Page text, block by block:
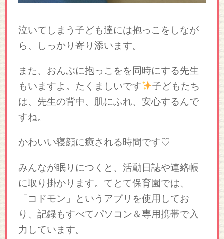
泣いてしまう子ども達には抱っこをしなが
ら、しっかり寄り添います。
また、おんぶに抱っこをを同時にする先生
もいますよ。たくましいです
子どもたち
は、先生の背中、肌にふれ、安心するんで
すね。
かわいい寝顔に癒される時間です♡
みんなが眠りにつくと、活動日誌や連絡帳
に取り掛かります。てとて保育園では、
「コドモン」というアプリを使用してお
り、記録もすべてパソコン＆専用携帯で入
力しています。